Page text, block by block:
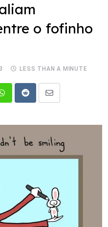
o fofinho
LESS THAN A MINUTE
WhatsappRedditShare
Email